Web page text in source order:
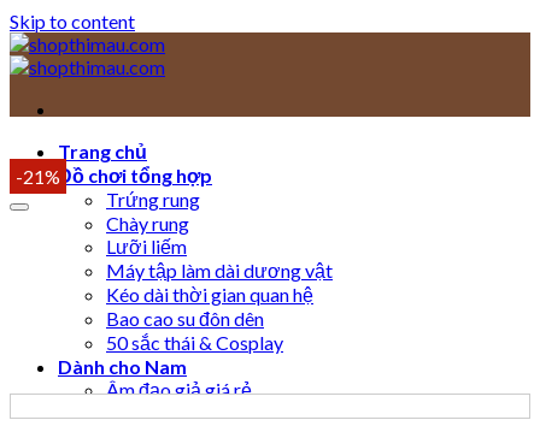
Skip to content
Trang chủ
Đồ chơi tổng hợp
Trứng rung
Chày rung
Lưỡi liếm
Máy tập làm dài dương vật
Kéo dài thời gian quan hệ
Bao cao su đôn dên
50 sắc thái & Cosplay
Dành cho Nam
Âm đạo giả giá rẻ
Âm đạo giả cao cấp
-21%